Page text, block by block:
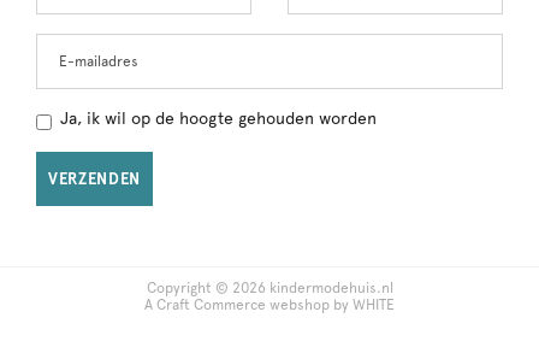
Ja, ik wil op de hoogte gehouden worden
VERZENDEN
Copyright © 2026 kindermodehuis.nl
A Craft Commerce webshop by WHITE